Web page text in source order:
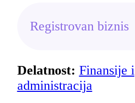
Registrovan biznis
Delatnost: Finansije i
administracija